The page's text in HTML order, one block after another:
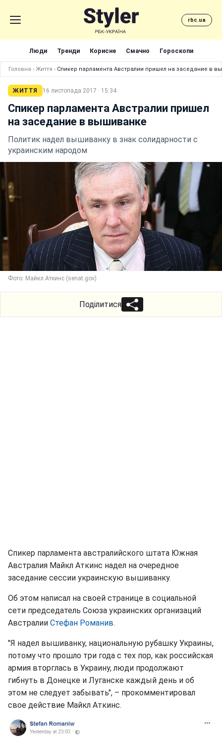
rbc.ua
Люди Тренди Корисне Смачно Гороскопи
Головна › Життя › Спикер парламента Австралии пришел на заседание в
ЖИТТЯ 16 листопада 2017 · 15:34
Спикер парламента Австралии пришел
на заседание в вышиванке
Политик надел вышиванку в знак солидарности с
украинским народом
Фото: Майкл Аткинс (senat.gov)
Поділитися
Спикер парламента австралийского штата Южная
Австралия Майкл Аткинс надел на очередное
заседание сессии украинскую вышиванку.
Об этом написал на своей странице в социальной
сети председатель Союза украинских организаций
Австралии Стефан Романив.
"Я надел вышиванку, национальную рубашку Украины,
потому что прошло три года с тех пор, как российская
армия вторглась в Украину, люди продолжают
гибнуть в Донецке и Луганске каждый день и об
этом не следует забывать", – прокомментировал
свое действие Майкл Аткинс.